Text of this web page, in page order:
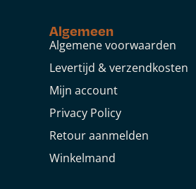
Algemeen
Algemene voorwaarden
Levertijd & verzendkosten
Mijn account
Privacy Policy
Retour aanmelden
Winkelmand